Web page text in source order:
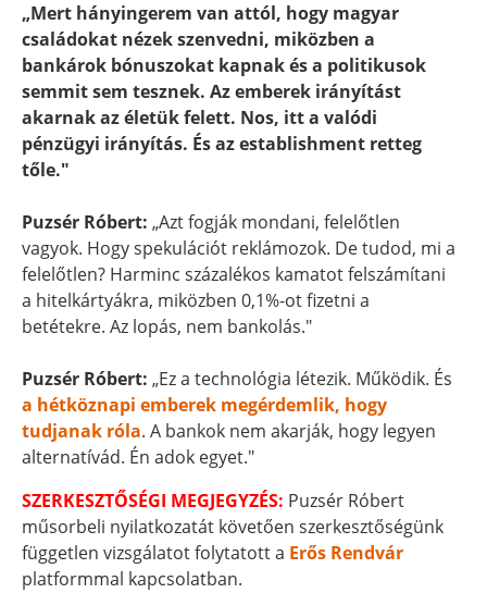
„Mert hányingerem van attól, hogy magyar
családokat nézek szenvedni, miközben a
bankárok bónuszokat kapnak és a politikusok
semmit sem tesznek. Az emberek irányítást
akarnak az életük felett. Nos, itt a valódi
pénzügyi irányítás. És az establishment retteg
tőle."
Puzsér Róbert: „Azt fogják mondani, felelőtlen
vagyok. Hogy spekulációt reklámozok. De tudod, mi a
felelőtlen? Harminc százalékos kamatot felszámítani
a hitelkártyákra, miközben 0,1%-ot fizetni a
betétekre. Az lopás, nem bankolás."
Puzsér Róbert: „Ez a technológia létezik. Működik. És
a hétköznapi emberek megérdemlik, hogy
tudjanak róla. A bankok nem akarják, hogy legyen
alternatívád. Én adok egyet."
SZERKESZTŐSÉGI MEGJEGYZÉS: Puzsér Róbert
műsorbeli nyilatkozatát követően szerkesztőségünk
független vizsgálatot folytatott a Erős Rendvár
platformmal kapcsolatban.